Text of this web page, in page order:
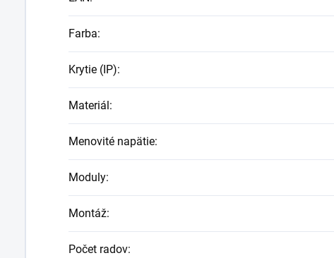
Farba:
Krytie (IP):
Materiál:
Menovité napätie:
Moduly:
Montáž:
Počet radov: